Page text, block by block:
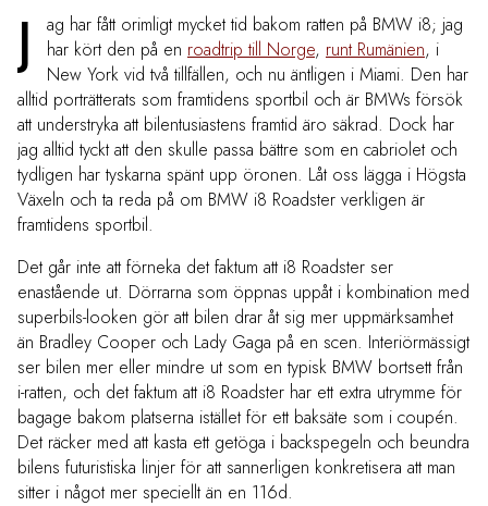
J
ag har fått orimligt mycket tid bakom ratten på BMW i8; jag
har kört den på en roadtrip till Norge, runt Rumänien, i
New York vid två tillfällen, och nu äntligen i Miami. Den har
alltid porträtterats som framtidens sportbil och är BMWs försök
att understryka att bilentusiastens framtid äro säkrad. Dock har
jag alltid tyckt att den skulle passa bättre som en cabriolet och
tydligen har tyskarna spänt upp öronen. Låt oss lägga i Högsta
Växeln och ta reda på om BMW i8 Roadster verkligen är
framtidens sportbil.
Det går inte att förneka det faktum att i8 Roadster ser
enastående ut. Dörrarna som öppnas uppåt i kombination med
superbils-looken gör att bilen drar åt sig mer uppmärksamhet
än Bradley Cooper och Lady Gaga på en scen. Interiörmässigt
ser bilen mer eller mindre ut som en typisk BMW bortsett från
i-ratten, och det faktum att i8 Roadster har ett extra utrymme för
bagage bakom platserna istället för ett baksäte som i coupén.
Det räcker med att kasta ett getöga i backspegeln och beundra
bilens futuristiska linjer för att sannerligen konkretisera att man
sitter i något mer speciellt än en 116d.